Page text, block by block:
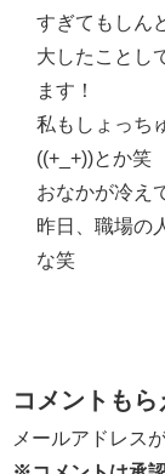
すぎてもしん
大したことし
ます！
私もしょっち
((+_+))とか笑
おなかが冷え
昨日、職場の
な笑
コメントも
メールアドレス